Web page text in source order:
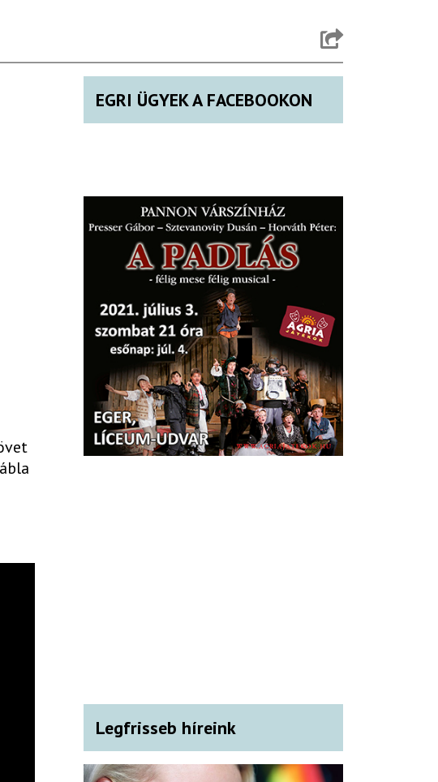
EGRI ÜGYEK A FACEBOOKON
Legfrisseb híreink